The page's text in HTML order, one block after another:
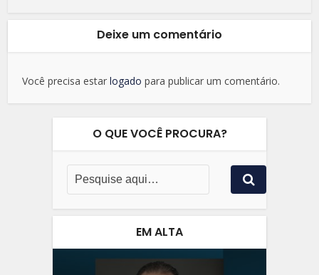
Deixe um comentário
Você precisa estarlogado para publicar um comentário.
O QUE VOCÊ PROCURA?
EM ALTA